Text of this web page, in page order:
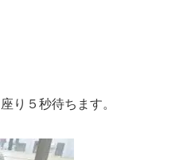
り５秒待ちます。